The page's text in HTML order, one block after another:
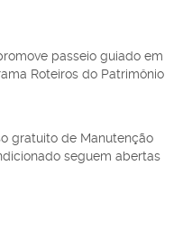
passeio guiado em
Roteiros do Patrimônio
gratuito de Manutenção
seguem abertas